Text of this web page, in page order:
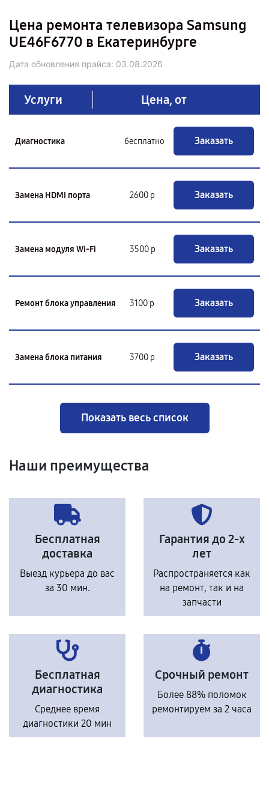
Цена ремонта телевизора Samsung
UE46F6770 в Екатеринбурге
Дата обновления прайса: 03.08.2026
Услуги Цена, от
Диагностика бесплатно Заказать
Замена HDMI порта 2600 р Заказать
Замена модуля Wi-Fi 3500 р Заказать
Ремонт блока управления 3100 р Заказать
Замена блока питания 3700 р Заказать
Показать весь список
Наши преимущества
Бесплатная
доставка
Выезд курьера до вас
за 30 мин.
Гарантия до 2-х
лет
Распространяется как
на ремонт, так и на
запчасти
Бесплатная
диагностика
Среднее время
диагностики 20 мин
Срочный ремонт
Более 88% поломок
ремонтируем за 2 часа